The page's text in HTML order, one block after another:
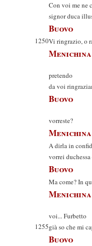
Con voi me ne
signor duca
Buovo
1250Vi ringrazio, o
Menichina
pretendo
da voi
Buovo
E
vorreste?
Menichina
A dirla in
vorrei
Buovo
Ma come? In
Menichina
voi... Furbetto
1255già so che mi
Buovo